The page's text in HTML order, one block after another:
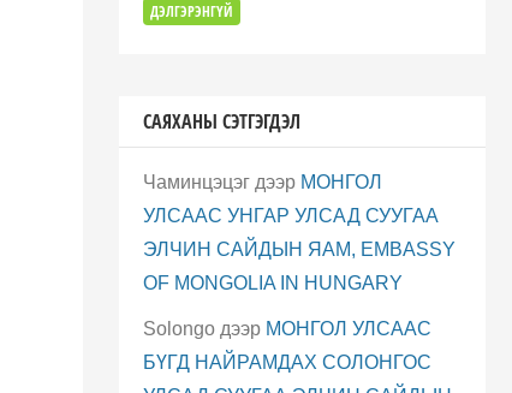
ДЭЛГЭРЭНГҮЙ
САЯХАНЫ СЭТГЭГДЭЛ
Чаминцэцэгдээр МОНГОЛ
УЛСААС УНГАР УЛСАД СУУГАА
ЭЛЧИН САЙДЫН ЯАМ, EMBASSY
OF MONGOLIA IN HUNGARY
Solongoдээр МОНГОЛ УЛСААС
БҮГД НАЙРАМДАХ СОЛОНГОС